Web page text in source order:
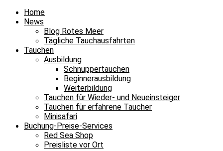
Home
News
Blog Rotes Meer
Tägliche Tauchausfahrten
Tauchen
Ausbildung
Schnuppertauchen
Beginnerausbildung
Weiterbildung
Tauchen für Wieder- und Neueinsteiger
Tauchen für erfahrene Taucher
Minisafari
Buchung-Preise-Services
Red Sea Shop
Preisliste vor Ort